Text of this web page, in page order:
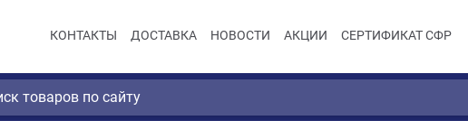
КОНТАКТЫ ДОСТАВКА НОВОСТИ АКЦИИ СЕРТИФИКАТ СФР